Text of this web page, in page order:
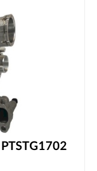
PTSTG1702